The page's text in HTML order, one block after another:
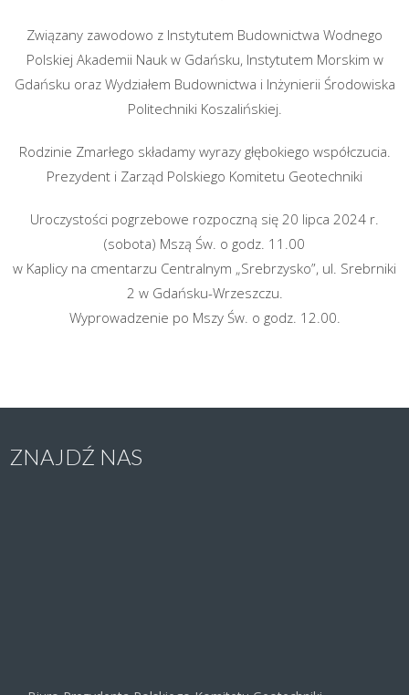
Związany zawodowo z Instytutem Budownictwa Wodnego
Polskiej Akademii Nauk w Gdańsku, Instytutem Morskim w
Gdańsku oraz Wydziałem Budownictwa i Inżynierii Środowiska
Politechniki Koszalińskiej.
Rodzinie Zmarłego składamy wyrazy głębokiego współczucia.
Prezydent i Zarząd Polskiego Komitetu Geotechniki
Uroczystości pogrzebowe rozpoczną się 20 lipca 2024 r.
(sobota) Mszą Św. o godz. 11.00
w Kaplicy na cmentarzu Centralnym „Srebrzysko”, ul. Srebrniki
2 w Gdańsku-Wrzeszczu.
Wyprowadzenie po Mszy Św. o godz. 12.00.
ZNAJDŹ NAS